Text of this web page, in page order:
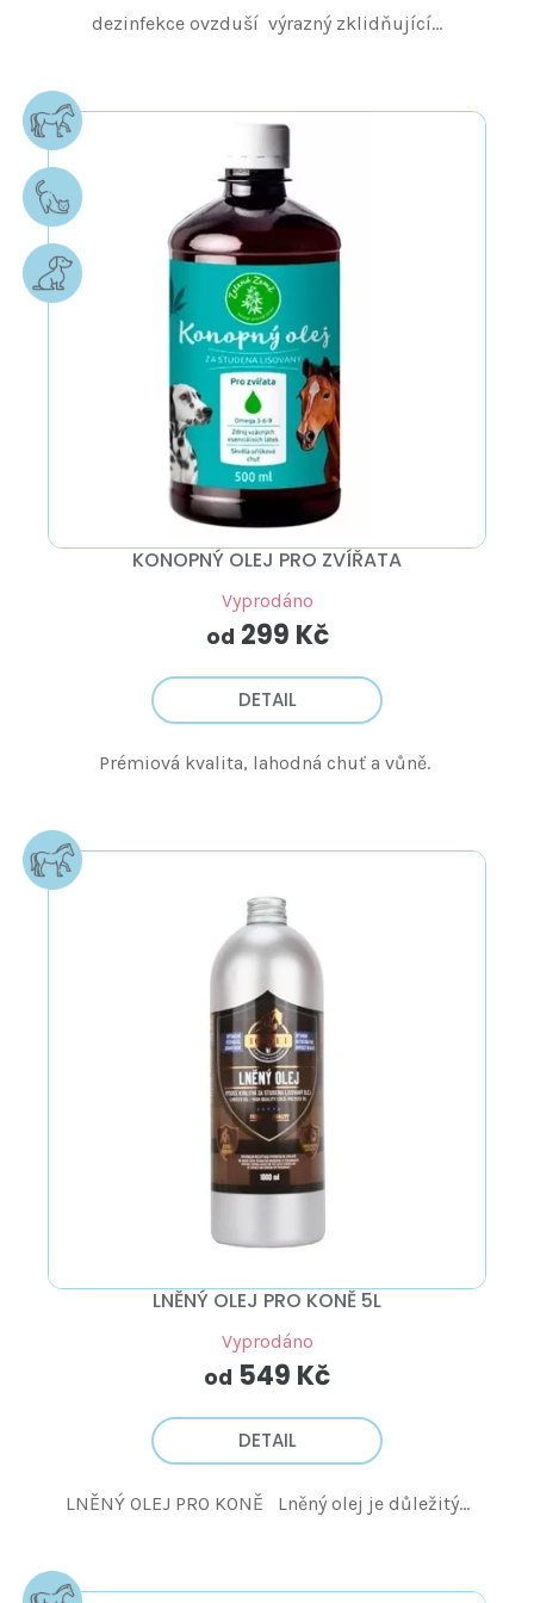
dezinfekce ovzduší výrazný zklidňující...
KONOPNÝ OLEJ PRO ZVÍŘATA
Vyprodáno
od 299 Kč
DETAIL
Prémiová kvalita, lahodná chuť a vůně.
LNĚNÝ OLEJ PRO KONĚ 5L
Vyprodáno
od 549 Kč
DETAIL
LNĚNÝ OLEJ PRO KONĚ Lněný olej je důležitý...